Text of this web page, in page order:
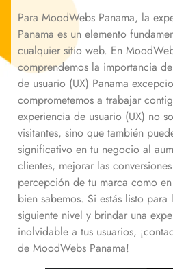
Para MoodWebs Panama, la
Panama es un elemento
cualquier sitio web. En
comprendemos la importancia
de usuario (UX) Panama
comprometemos a trabajar
experiencia de usuario (UX) no
visitantes, sino que también
significativo en tu negocio al
clientes, mejorar las
percepción de tu marca como
bien sabemos. Si estás listo
siguiente nivel y brindar una
inolvidable a tus usuarios,
de MoodWebs Panama!